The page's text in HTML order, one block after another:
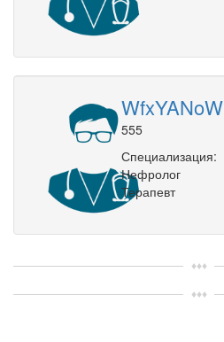
WfxYANoW
555
Специализация:
Нефролог
Терапевт